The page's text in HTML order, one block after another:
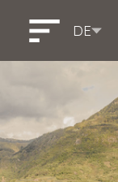
DE